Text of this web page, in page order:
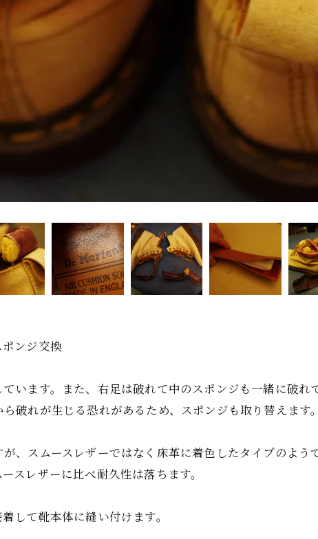
ンジ交換
います。また、右足は破れて中のスポンジも一緒に破れ
破れが生じる恐れがあるため、スポンジも取り替えます。
、スムースレザーではなく床革に着色したタイプのよ
スレザーに比べ耐久性は落ちます。
して靴本体に縫い付けます。